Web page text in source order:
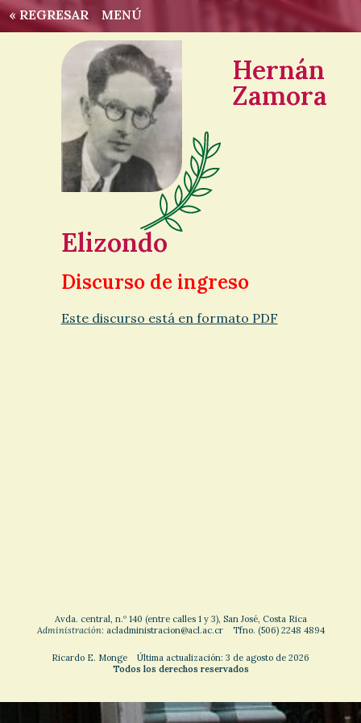
« REGRESAR MENÚ
Hernán
Zamora
Elizondo
Discurso de ingreso
Este discurso está en formato PDF
Avda. central, n.º 140 (entre calles 1 y 3), San José, Costa Rica
Administración: acladministracion@acl.ac.cr Tfno. (506) 2248 4894
Ricardo E. Monge Última actualización: 3 de agosto de 2026
Todos los derechos reservados